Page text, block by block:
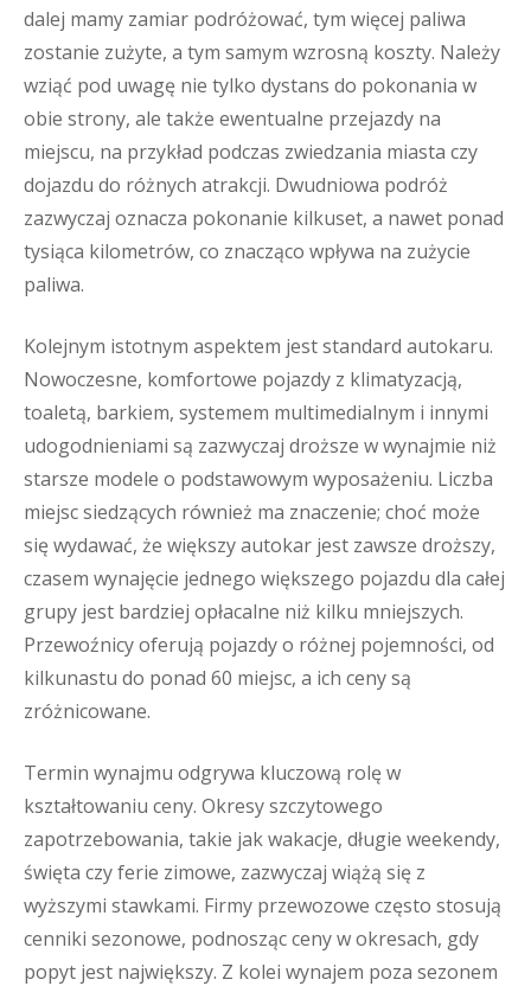
dalej mamy zamiar podróżować, tym więcej paliwa
zostanie zużyte, a tym samym wzrosną koszty. Należy
wziąć pod uwagę nie tylko dystans do pokonania w
obie strony, ale także ewentualne przejazdy na
miejscu, na przykład podczas zwiedzania miasta czy
dojazdu do różnych atrakcji. Dwudniowa podróż
zazwyczaj oznacza pokonanie kilkuset, a nawet ponad
tysiąca kilometrów, co znacząco wpływa na zużycie
paliwa.
Kolejnym istotnym aspektem jest standard autokaru.
Nowoczesne, komfortowe pojazdy z klimatyzacją,
toaletą, barkiem, systemem multimedialnym i innymi
udogodnieniami są zazwyczaj droższe w wynajmie niż
starsze modele o podstawowym wyposażeniu. Liczba
miejsc siedzących również ma znaczenie; choć może
się wydawać, że większy autokar jest zawsze droższy,
czasem wynajęcie jednego większego pojazdu dla całej
grupy jest bardziej opłacalne niż kilku mniejszych.
Przewoźnicy oferują pojazdy o różnej pojemności, od
kilkunastu do ponad 60 miejsc, a ich ceny są
zróżnicowane.
Termin wynajmu odgrywa kluczową rolę w
kształtowaniu ceny. Okresy szczytowego
zapotrzebowania, takie jak wakacje, długie weekendy,
święta czy ferie zimowe, zazwyczaj wiążą się z
wyższymi stawkami. Firmy przewozowe często stosują
cenniki sezonowe, podnosząc ceny w okresach, gdy
popyt jest największy. Z kolei wynajem poza sezonem